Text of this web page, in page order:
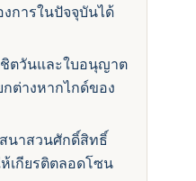
การในปัจจุบันได้
ตวันและใบอนุญาต
ต่างหากไกด์ของ
นาสวนศักดิ์สิทธิ์
เกียรติตลอดโซน